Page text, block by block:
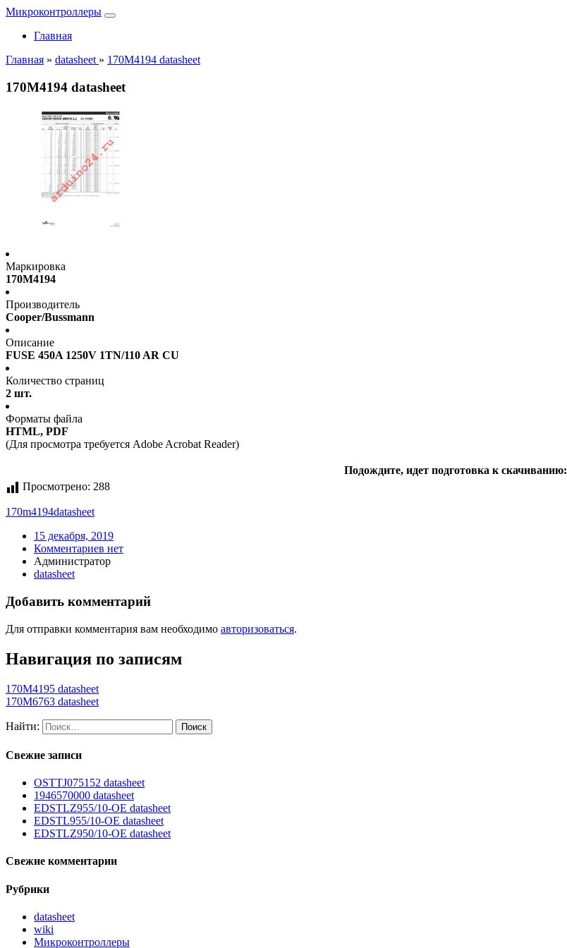
Микроконтроллеры
Главная
Главная » datasheet » 170M4194 datasheet
170M4194 datasheet
Маркировка
170M4194
Производитель
Cooper/Bussmann
Описание
FUSE 450A 1250V 1TN/110 AR CU
Количество страниц
2 шт.
Форматы файла
HTML, PDF
(Для просмотра требуется Adobe Acrobat Reader)
Подождите, идет подготовка к скачиванию:
Просмотрено: 288
170m4194datasheet
15 декабря, 2019
Комментариев нет
Администратор
datasheet
Добавить комментарий
Для отправки комментария вам необходимо авторизоваться.
Навигация по записям
170M4195 datasheet
170M6763 datasheet
Найти:
Свежие записи
OSTTJ075152 datasheet
1946570000 datasheet
EDSTLZ955/10-OE datasheet
EDSTL955/10-OE datasheet
EDSTLZ950/10-OE datasheet
Свежие комментарии
Рубрики
datasheet
wiki
Микроконтроллеры